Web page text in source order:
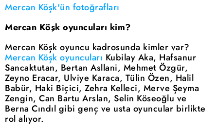
Mercan Köşk'ün fotoğrafları
Mercan Köşk oyuncuları kim?
Mercan Köşk oyuncu kadrosunda kimler var?
Mercan Köşk oyuncuları Kubilay Aka, Hafsanur
Sancaktutan, Bertan Asllani, Mehmet Özgür,
Zeyno Eracar, Ulviye Karaca, Tülin Özen, Halil
Babür, Haki Biçici, Zehra Kelleci, Merve Şeyma
Zengin, Can Bartu Arslan, Selin Köseoğlu ve
Berna Cındıl gibi genç ve usta oyuncular birlikte
rol alıyor.